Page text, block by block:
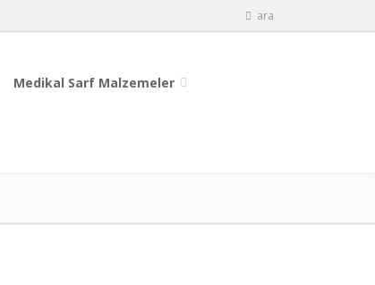
ara
Medikal Sarf Malzemeler